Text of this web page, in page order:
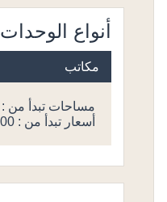
أنواع الوحدات
مكاتب
مساحات تبدأ من : 60 متر
أسعار تبدأ من : 11,556,000 جنية